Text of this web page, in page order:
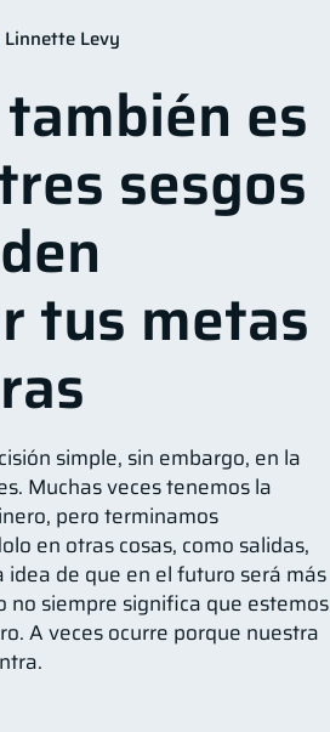
Financiera
Inversiones 2
1 Mipymes 1
Gasto responsable 1
Linnette Levy
es
sesgos
tus metas
simple, sin embargo, en la
Muchas veces tenemos la
pero terminamos
en otras cosas, como salidas,
de que en el futuro será más
no siempre significa que estemos
A veces ocurre porque nuestra